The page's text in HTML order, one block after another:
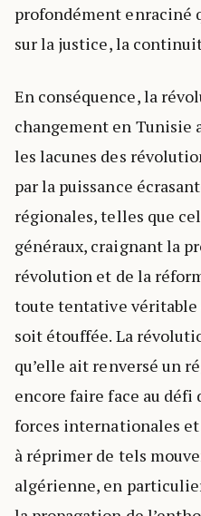
profondément
sur la justice, la
En conséquence, la
changement en Tunisie
les lacunes des
par la puissance
régionales, telles que
généraux, craignant la
révolution et de la
toute tentative
soit étouffée. La
qu’elle ait renversé un
encore faire face au défi
forces internationales
à réprimer de tels
algérienne, en